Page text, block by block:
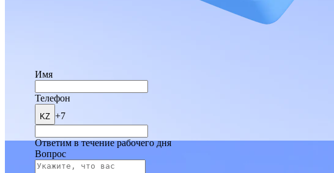
Имя
Телефон
KZ +7
Ответим в течение рабочего дня
Вопрос